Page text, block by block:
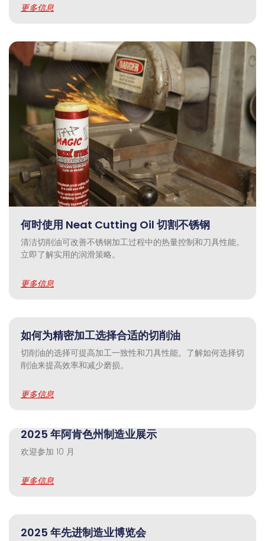
更多信息
何时使用 Neat Cutting Oil 切割不锈钢
清洁切削油可改善不锈钢加工过程中的热量控制和刀具性能。
立即了解实用的润滑策略。
更多信息
如何为精密加工选择合适的切削油
切削油的选择可提高加工一致性和刀具性能。了解如何选择切
削油来提高效率和减少磨损。
更多信息
2025 年阿肯色州制造业展示
欢迎参加 10 月
更多信息
2025 年先进制造业博览会